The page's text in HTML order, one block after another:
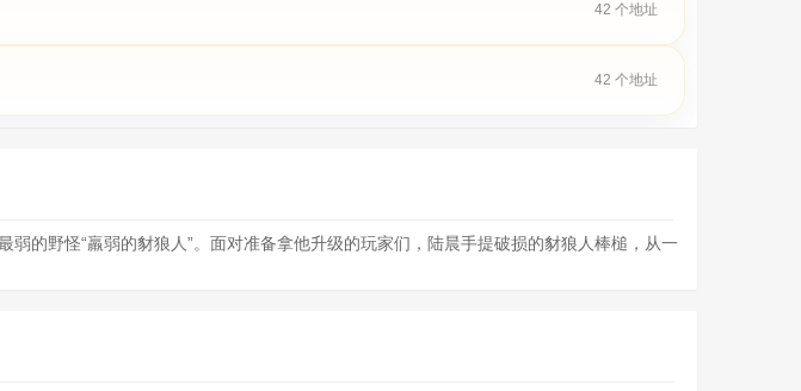
42 个地址
42 个地址
的野怪“羸弱的豺狼人”。面对准备拿他升级的玩家们，陆晨手提破损的豺狼人棒槌，从一